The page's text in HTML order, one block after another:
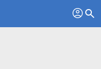
profil search